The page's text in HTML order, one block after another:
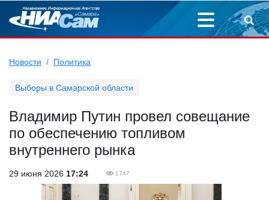
Новости Политика
Выборы в Самарской области
Владимир Путин провел совещание
по обеспечению топливом
внутреннего рынка
29 июня 2026 17:24 1747